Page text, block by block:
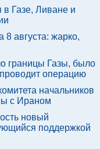
в Газе, Ливане и
8 августа: жарко,
границы Газы, было
операцию
начальников
с Ираном
новый
поддержкой